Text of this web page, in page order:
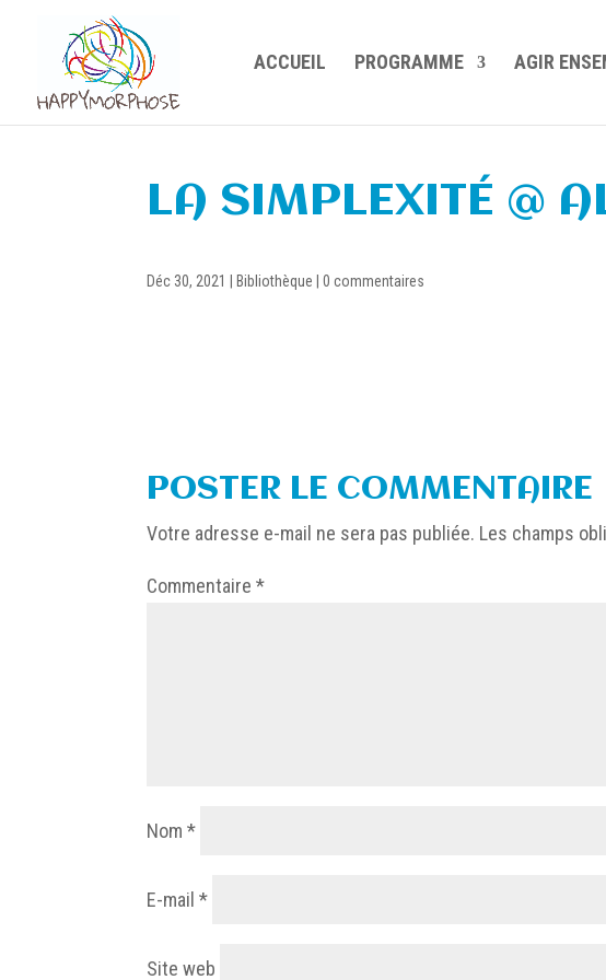
ACCUEIL PROGRAMME AGIR
LA SIMPLEXITÉ @
Déc 30, 2021 |Bibliothèque |0 commentaires
POSTER LE COMMENTAIRE
Votre adresse e-mail ne sera pas publiée. Les champs
Commentaire*
Nom*
E-mail*
Site web